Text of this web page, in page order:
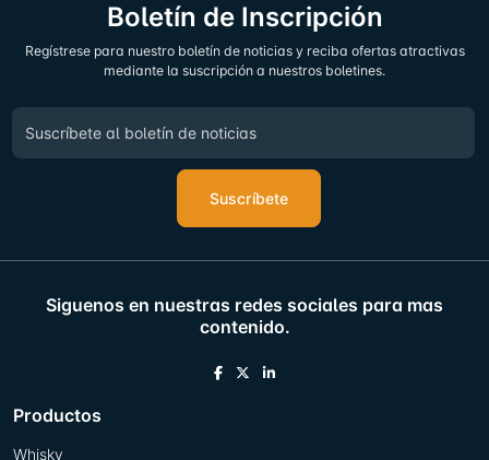
Boletín de Inscripción
Regístrese para nuestro boletín de noticias y reciba ofertas atractivas
mediante la suscripción a nuestros boletines.
Suscríbete
Siguenos en nuestras redes sociales para mas
contenido.
Productos
Whisky